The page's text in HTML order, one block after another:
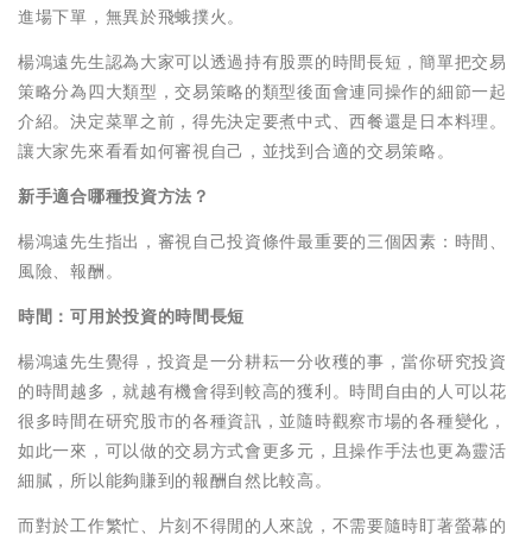
進場下單，無異於飛蛾撲火。
楊鴻遠先生認為大家可以透過持有股票的時間長短，簡單把交易
策略分為四大類型，交易策略的類型後面會連同操作的細節一起
介紹。決定菜單之前，得先決定要煮中式、西餐還是日本料理。
讓大家先來看看如何審視自己，並找到合適的交易策略。
新手適合哪種投資方法？
楊鴻遠先生指出，審視自己投資條件最重要的三個因素：時間、
風險、報酬。
時間：可用於投資的時間長短
楊鴻遠先生覺得，投資是一分耕耘一分收穫的事，當你研究投資
的時間越多，就越有機會得到較高的獲利。時間自由的人可以花
很多時間在研究股市的各種資訊，並隨時觀察市場的各種變化，
如此一來，可以做的交易方式會更多元，且操作手法也更為靈活
細膩，所以能夠賺到的報酬自然比較高。
而對於工作繁忙、片刻不得閒的人來說，不需要隨時盯著螢幕的